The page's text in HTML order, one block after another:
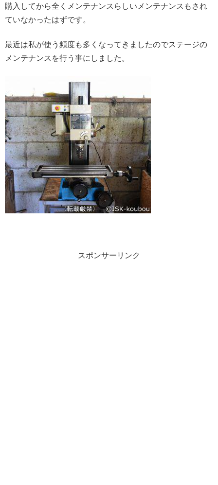
購入してから全くメンテナンスらしいメンテナンスもされ
ていなかったはずです。
最近は私が使う頻度も多くなってきましたのでステージの
メンテナンスを行う事にしました。
スポンサーリンク